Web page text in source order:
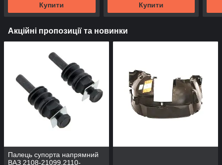
Купити Купити
Акційні пропозиції та новинки
Палець супорта напрямний
ВАЗ 2108-21099,2110-